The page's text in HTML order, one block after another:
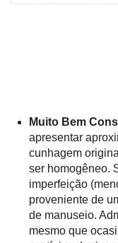
Muito Bem
apresentar
cunhagem
ser homogêneo.
imperfeição
proveniente de
de manuseio.
mesmo que